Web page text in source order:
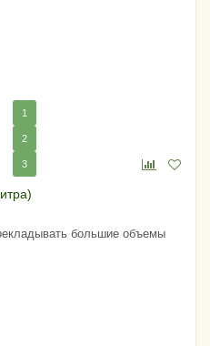
1
2
3
большие объемы